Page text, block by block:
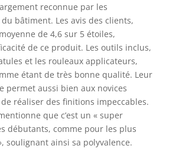
reconnue par les
bâtiment. Les avis des clients,
de 4,6 sur 5 étoiles,
de ce produit. Les outils inclus,
et les rouleaux applicateurs,
étant de très bonne qualité. Leur
permet aussi bien aux novices
de réaliser des finitions impeccables.
que c’est un « super
débutants, comme pour les plus
soulignant ainsi sa polyvalence.